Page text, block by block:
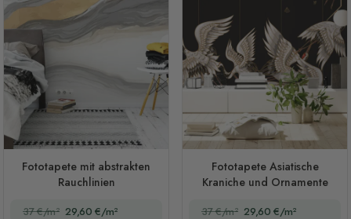
Fototapete mit abstrakten
Rauchlinien
37 €/m² 29,60 €/m²
Fototapete Asiatische
Kraniche und Ornamente
37 €/m² 29,60 €/m²